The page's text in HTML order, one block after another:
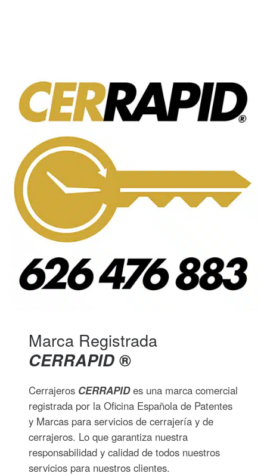
Marca Registrada
CERRAPID ®
Cerrajeros CERRAPIDes una marca comercial
registrada por la Oficina Española de Patentes
y Marcas para servicios de cerrajería y de
cerrajeros. Lo que garantiza nuestra
responsabilidad y calidad de todos nuestros
servicios para nuestros clientes.